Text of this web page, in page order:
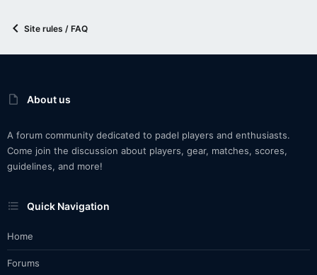
Site rules / FAQ
About us
A forum community dedicated to padel players and enthusiasts.
Come join the discussion about players, gear, matches, scores,
guidelines, and more!
Quick Navigation
Home
Forums